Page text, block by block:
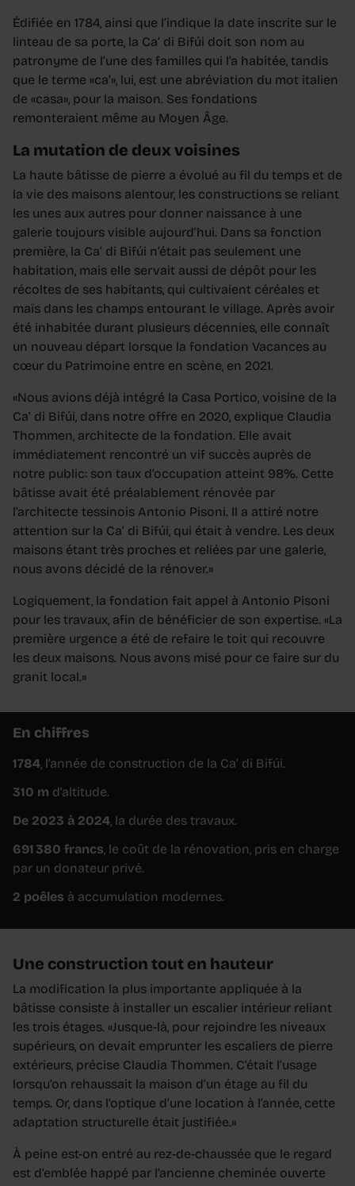
Édifiée en 1784, ainsi que l’indique la date inscrite sur le
linteau de sa porte, la Ca’ di Bifúi doit son nom au
patronyme de l’une des familles qui l’a habitée, tandis
que le terme «ca’», lui, est une abréviation du mot italien
de «casa», pour la maison. Ses fondations
remonteraient même au Moyen Âge.
La mutation de deux voisines
La haute bâtisse de pierre a évolué au fil du temps et de
la vie des maisons alentour, les constructions se reliant
les unes aux autres pour donner naissance à une
galerie toujours visible aujourd’hui. Dans sa fonction
première, la Ca’ di Bifúi n’était pas seulement une
habitation, mais elle servait aussi de dépôt pour les
récoltes de ses habitants, qui cultivaient céréales et
maïs dans les champs entourant le village. Après avoir
été inhabitée durant plusieurs décennies, elle connaît
un nouveau départ lorsque la fondation Vacances au
cœur du Patrimoine entre en scène, en 2021.
«Nous avions déjà intégré la Casa Portico, voisine de la
Ca’ di Bifúi, dans notre offre en 2020, explique Claudia
Thommen, architecte de la fondation. Elle avait
immédiatement rencontré un vif succès auprès de
notre public: son taux d’occupation atteint 98%. Cette
bâtisse avait été préalablement rénovée par
l’architecte tessinois Antonio Pisoni. Il a attiré notre
attention sur la Ca’ di Bifúi, qui était à vendre. Les deux
maisons étant très proches et reliées par une galerie,
nous avons décidé de la rénover.»
Logiquement, la fondation fait appel à Antonio Pisoni
pour les travaux, afin de bénéficier de son expertise. «La
première urgence a été de refaire le toit qui recouvre
les deux maisons. Nous avons misé pour ce faire sur du
granit local.»
En chiffres
1784, l’année de construction de la Ca’ di Bifúi.
310 m d’altitude.
De 2023 à 2024, la durée des travaux.
691 380 francs, le coût de la rénovation, pris en charge
par un donateur privé.
2 poêles à accumulation modernes.
Une construction tout en hauteur
La modification la plus importante appliquée à la
bâtisse consiste à installer un escalier intérieur reliant
les trois étages. «Jusque-là, pour rejoindre les niveaux
supérieurs, on devait emprunter les escaliers de pierre
extérieurs, précise Claudia Thommen. C’était l’usage
lorsqu’on rehaussait la maison d’un étage au fil du
temps. Or, dans l’optique d’une location à l’année, cette
adaptation structurelle était justifiée.»
À peine est-on entré au rez-de-chaussée que le regard
est d’emblée happé par l’ancienne cheminée ouverte